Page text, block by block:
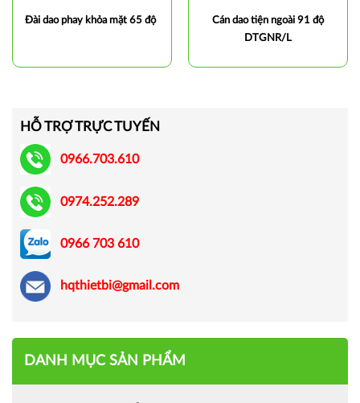
Đài dao phay khỏa mặt 65 độ
Cán dao tiện ngoài 91 độ
DTGNR/L
HỖ TRỢ TRỰC TUYẾN
0966.703.610
0974.252.289
0966 703 610
hqthietbi@gmail.com
DANH MỤC SẢN PHẨM